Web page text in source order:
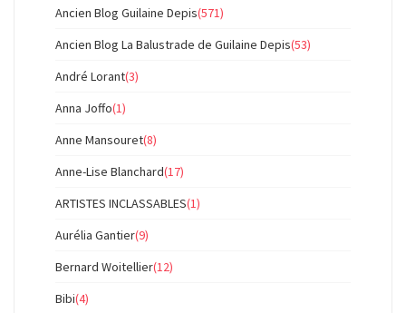
Ancien Blog Guilaine Depis(571)
Ancien Blog La Balustrade de Guilaine Depis(53)
André Lorant(3)
Anna Joffo(1)
Anne Mansouret(8)
Anne-Lise Blanchard(17)
ARTISTES INCLASSABLES(1)
Aurélia Gantier(9)
Bernard Woitellier(12)
Bibi(4)